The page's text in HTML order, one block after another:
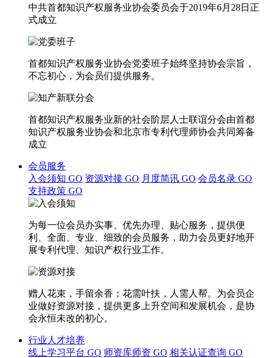
中共首都知识产权服务业协会委员会于2019年6月28日正
式成立
首都知识产权服务业协会党委班子始终坚持协会宗旨，
不忘初心，为会员们提供服务。
首都知识产权服务业新的社会阶层人士联谊分会由首都
知识产权服务业协会和北京市专利代理师协会共同筹备
成立
会员服务
入会须知 GO 资源对接 GO 月度简讯 GO 会员名录 GO
支持政策 GO
为每一位会员办实事、优先办理、贴心服务，提供便
利、全面、专业、细致的会员服务，助力会员更好地开
展专利代理、知识产权行业工作。
赠人花束，手留余香；花需叶扶，人需人帮。为会员企
业做好资源对接，提供更多上升空间和发展机会，是协
会永恒未改的初心。
行业人才培养
线上学习平台 GO 师资库师资 GO 相关认证查询 GO